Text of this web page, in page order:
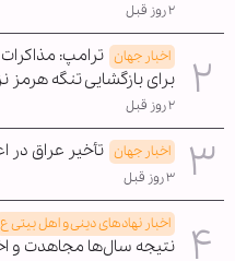
۲ روز قبل
اخبار جهان ترامپ:
برای بازگشایی تنگه
۲ روز قبل
اخبار جهان تأخیر عراق در
۳ روز قبل
اخبار نهادهای دینی و اهل بیتی ع
نتیجه سال‌ها مجاهدت و